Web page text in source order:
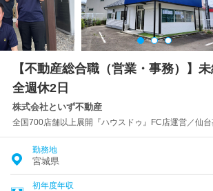
【不動産総合職（営業・事務）】
全週休2日
株式会社といず不動産
全国700店舗以上展開『ハウスドゥ』FC店運営／仙台
勤務地
宮城県
初年度年収